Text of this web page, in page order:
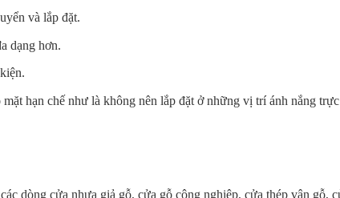
và lắp đặt.
dạng hơn.
mặt hạn chế như là không nên lắp đặt ở những vị trí ánh nắng
dòng cửa nhựa giả gỗ, cửa gỗ công nghiệp, cửa thép vân gỗ,